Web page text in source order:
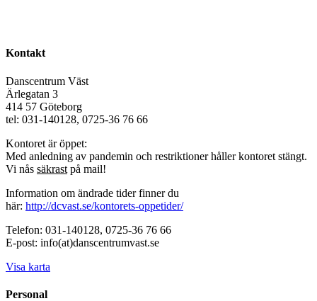
Kontakt
Danscentrum Väst
Ärlegatan 3
414 57 Göteborg
tel: 031-140128, 0725-36 76 66
Kontoret är öppet:
Med anledning av pandemin och restriktioner håller kontoret stängt.
Vi nås säkrast på mail!
Information om ändrade tider finner du
här: http://dcvast.se/kontorets-oppetider/
Telefon: 031-140128, 0725-36 76 66
E-post: info(at)danscentrumvast.se
Visa karta
Personal